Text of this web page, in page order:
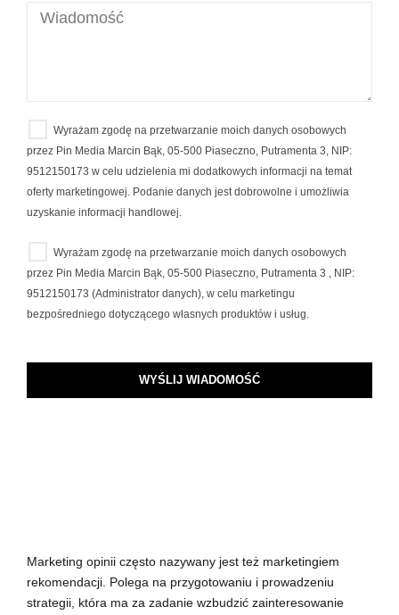
Wyrażam zgodę na przetwarzanie moich danych osobowych
przez Pin Media Marcin Bąk, 05-500 Piaseczno, Putramenta 3, NIP:
9512150173 w celu udzielenia mi dodatkowych informacji na temat
oferty marketingowej. Podanie danych jest dobrowolne i umożliwia
uzyskanie informacji handlowej.
Wyrażam zgodę na przetwarzanie moich danych osobowych
przez Pin Media Marcin Bąk, 05-500 Piaseczno, Putramenta 3 , NIP:
9512150173 (Administrator danych), w celu marketingu
bezpośredniego dotyczącego własnych produktów i usług.
WYŚLIJ WIADOMOŚĆ
Marketing opinii często nazywany jest też marketingiem
rekomendacji. Polega na przygotowaniu i prowadzeniu
strategii, która ma za zadanie wzbudzić zainteresowanie